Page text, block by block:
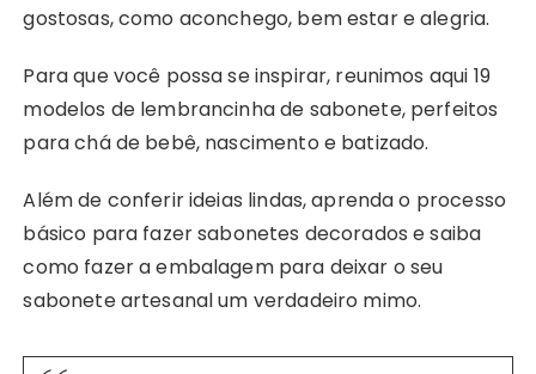
gostosas, como aconchego, bem estar e alegria.
Para que você possa se inspirar, reunimos aqui 19
modelos de lembrancinha de sabonete, perfeitos
para chá de bebê, nascimento e batizado.
Além de conferir ideias lindas, aprenda o processo
básico para fazer sabonetes decorados e saiba
como fazer a embalagem para deixar o seu
sabonete artesanal um verdadeiro mimo.